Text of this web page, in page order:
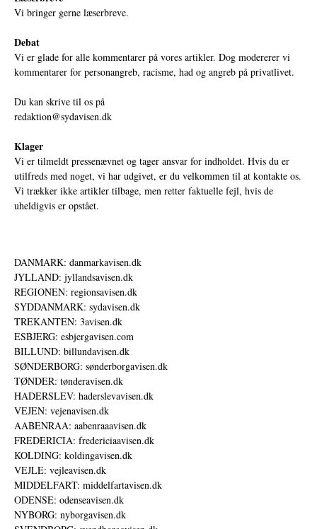
Vi bringer gerne læserbreve.
Debat
Vi er glade for alle kommentarer på vores artikler. Dog modererer vi
kommentarer for personangreb, racisme, had og angreb på privatlivet.
Du kan skrive til os på
redaktion@sydavisen.dk
Klager
Vi er tilmeldt pressenævnet og tager ansvar for indholdet. Hvis du er
utilfreds med noget, vi har udgivet, er du velkommen til at kontakte os.
Vi trækker ikke artikler tilbage, men retter faktuelle fejl, hvis de
uheldigvis er opstået.
DANMARK: danmarkavisen.dk
JYLLAND: jyllandsavisen.dk
REGIONEN: regionsavisen.dk
SYDDANMARK: sydavisen.dk
TREKANTEN: 3avisen.dk
ESBJERG: esbjergavisen.com
BILLUND: billundavisen.dk
SØNDERBORG: sønderborgavisen.dk
TØNDER: tønderavisen.dk
HADERSLEV: haderslevavisen.dk
VEJEN: vejenavisen.dk
AABENRAA: aabenraaavisen.dk
FREDERICIA: fredericiaavisen.dk
KOLDING: koldingavisen.dk
VEJLE: vejleavisen.dk
MIDDELFART: middelfartavisen.dk
ODENSE: odenseavisen.dk
NYBORG: nyborgavisen.dk